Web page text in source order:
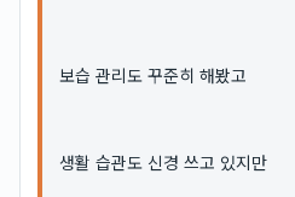
보습 관리도 꾸준히 해봤고
생활 습관도 신경 쓰고 있지만